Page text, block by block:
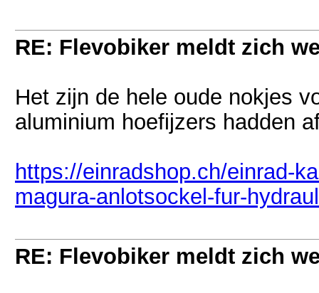
RE: Flevobiker meldt zich
Het zijn de hele oude nokjes
aluminium hoefijzers hadden
https://einradshop.ch/einrad-
magura-anlotsockel-fur-
RE: Flevobiker meldt zich